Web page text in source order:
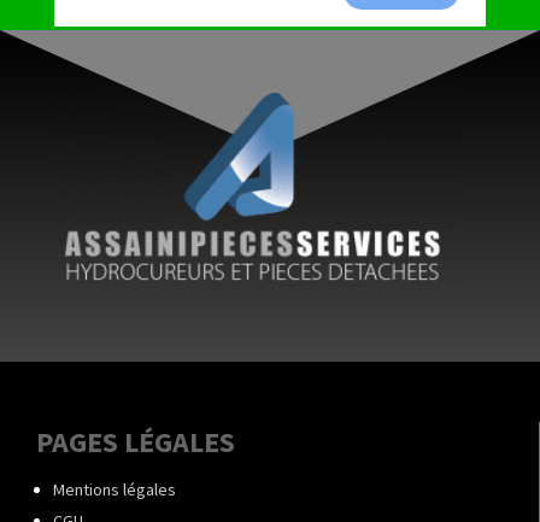
PAGES LÉGALES
Mentions légales